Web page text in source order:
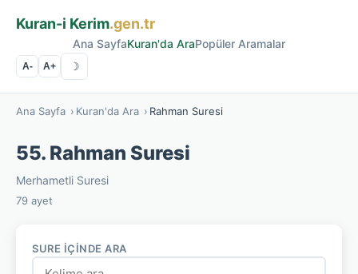
Kuran-i Kerim.gen.tr
Ana SayfaKuran'da AraPopüler Aramalar
A- A+ ☽
Ana Sayfa › Kuran'da Ara › Rahman Suresi
55. Rahman Suresi
Merhametli Suresi
79 ayet
SURE İÇINDE ARA